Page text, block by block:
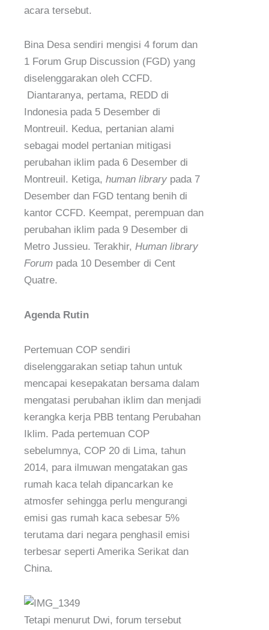
acara tersebut.
Bina Desa sendiri mengisi 4 forum dan
1 Forum Grup Discussion (FGD) yang
diselenggarakan oleh CCFD.
Diantaranya, pertama, REDD di
Indonesia pada 5 Desember di
Montreuil. Kedua, pertanian alami
sebagai model pertanian mitigasi
perubahan iklim pada 6 Desember di
Montreuil. Ketiga, human library pada 7
Desember dan FGD tentang benih di
kantor CCFD. Keempat, perempuan dan
perubahan iklim pada 9 Desember di
Metro Jussieu. Terakhir, Human library
Forum pada 10 Desember di Cent
Quatre.
Agenda Rutin
Pertemuan COP sendiri
diselenggarakan setiap tahun untuk
mencapai kesepakatan bersama dalam
mengatasi perubahan iklim dan menjadi
kerangka kerja PBB tentang Perubahan
Iklim. Pada pertemuan COP
sebelumnya, COP 20 di Lima, tahun
2014, para ilmuwan mengatakan gas
rumah kaca telah dipancarkan ke
atmosfer sehingga perlu mengurangi
emisi gas rumah kaca sebesar 5%
terutama dari negara penghasil emisi
terbesar seperti Amerika Serikat dan
China.
Tetapi menurut Dwi, forum tersebut